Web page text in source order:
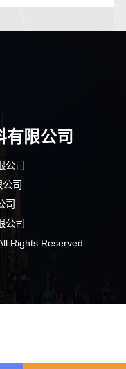
有限公司
公司
司
司
公司
Rights Reserved